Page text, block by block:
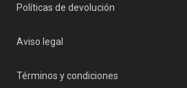
Políticas de devolución
Aviso legal
Términos y condiciones